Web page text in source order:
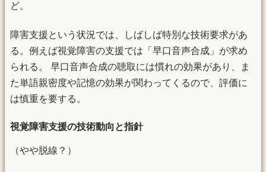
ど。
障害支援という状況では、しばしば特別な技術要求があ
る。例えば視覚障害の支援では「早口音声合成」が求め
られる。 早口音声合成の聴取には慣れの効果があり、ま
た単語親密度や記憶の効果が関わってくるので、評価に
は慎重を要する。
視覚障害支援の技術動向と指針
（やや脱線？）